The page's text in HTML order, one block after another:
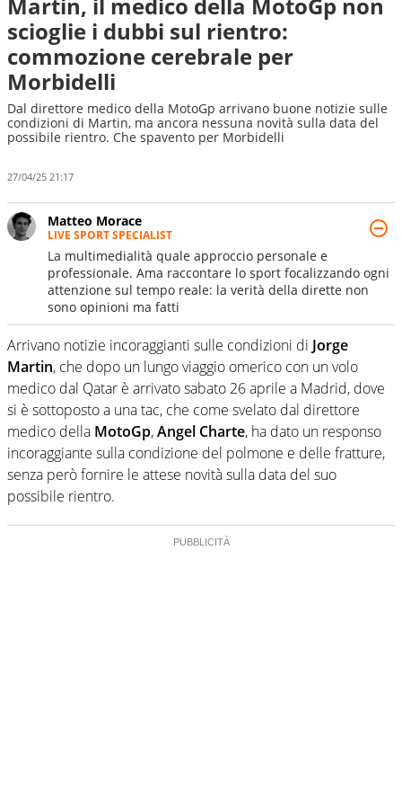
scioglie i dubbi sul rientro:
commozione cerebrale per
Morbidelli
Dal direttore medico della MotoGp arrivano buone notizie sulle
condizioni di Martin, ma ancora nessuna novità sulla data del
possibile rientro. Che spavento per Morbidelli
27/04/25 21:17
Matteo Morace
LIVE SPORT SPECIALIST
La multimedialità quale approccio personale e
professionale. Ama raccontare lo sport focalizzando ogni
attenzione sul tempo reale: la verità della dirette non
sono opinioni ma fatti
Arrivano notizie incoraggianti sulle condizioni di Jorge
Martin, che dopo un lungo viaggio omerico con un volo
medico dal Qatar è arrivato sabato 26 aprile a Madrid, dove
si è sottoposto a una tac, che come svelato dal direttore
medico della MotoGp,Angel Charte, ha dato un responso
incoraggiante sulla condizione del polmone e delle fratture,
senza però fornire le attese novità sulla data del suo
possibile rientro.